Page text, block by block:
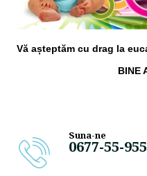
Vă așteptăm cu drag la
BINE
Suna-ne
0677-55-955